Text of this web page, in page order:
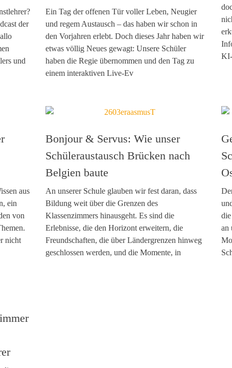
der
und
Ein Tag der offenen Tür voller Leben, Neugier
und regem Austausch – das haben wir schon in
den Vorjahren erlebt. Doch dieses Jahr haben wir
etwas völlig Neues gewagt: Unsere Schüler
haben die Regie übernommen und den Tag zu
einem interaktiven Live-Ev
aus
ein
von
nicht
Bonjour & Servus: Wie unser
Schüleraustausch Brücken nach
Belgien baute
An unserer Schule glauben wir fest daran, dass
Bildung weit über die Grenzen des
Klassenzimmers hinausgeht. Es sind die
Erlebnisse, die den Horizont erweitern, die
Freundschaften, die über Ländergrenzen hinweg
geschlossen werden, und die Momente, in
an